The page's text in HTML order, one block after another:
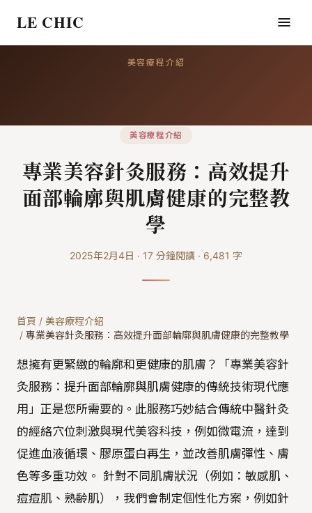
LE CHIC
美容療程介紹
美容療程介紹
專業美容針灸服務：高效提升
面部輪廓與肌膚健康的完整教
學
2025年2月4日 · 17 分鐘閱讀 · 6,481 字
首頁 / 美容療程介紹
/ 專業美容針灸服務：高效提升面部輪廓與肌膚健康的完整教學
想擁有更緊緻的輪廓和更健康的肌膚？「專業美容針
灸服務：提升面部輪廓與肌膚健康的傳統技術現代應
用」正是您所需要的。此服務巧妙結合傳統中醫針灸
的經絡穴位刺激與現代美容科技，例如微電流，達到
促進血液循環、膠原蛋白再生，並改善肌膚彈性、膚
色等多重功效。 針對不同肌膚狀況（例如：敏感肌、
痘痘肌、熟齡肌），我們會制定個性化方案，例如針